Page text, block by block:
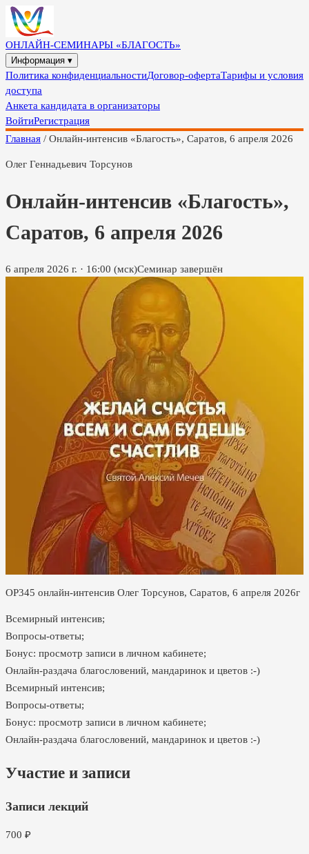
ОНЛАЙН-СЕМИНАРЫ «БЛАГОСТЬ»
Информация ▾
Политика конфиденциальностиДоговор-офертаТарифы и условия
доступа
Анкета кандидата в организаторы
ВойтиРегистрация
Главная / Онлайн-интенсив «Благость», Саратов, 6 апреля 2026
Олег Геннадьевич Торсунов
Онлайн-интенсив «Благость»,
Саратов, 6 апреля 2026
6 апреля 2026 г. · 16:00 (мск)Семинар завершён
ОР345 онлайн-интенсив Олег Торсунов, Саратов, 6 апреля 2026г
Всемирный интенсив;
Вопросы-ответы;
Бонус: просмотр записи в личном кабинете;
Онлайн-раздача благословений, мандаринок и цветов :-)
Всемирный интенсив;
Вопросы-ответы;
Бонус: просмотр записи в личном кабинете;
Онлайн-раздача благословений, мандаринок и цветов :-)
Участие и записи
Записи лекций
700 ₽